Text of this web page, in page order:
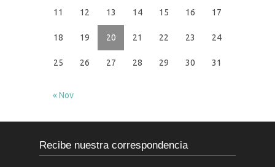
11 12 13 14 15 16 17
18 19 20 21 22 23 24
25 26 27 28 29 30 31
« Nov
Recibe nuestra correspondencia